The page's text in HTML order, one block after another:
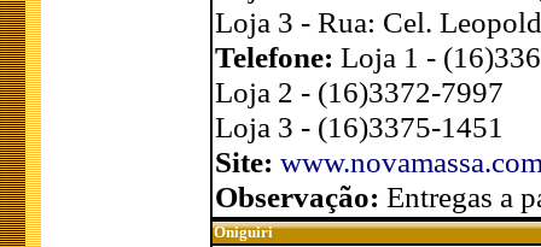
Loja 3 - Rua: Cel.
Telefone: Loja 1 -
Loja 2 - (16)3372-7997
Loja 3 - (16)3375-1451
Site:
Observação: Entregas a
Oniguiri